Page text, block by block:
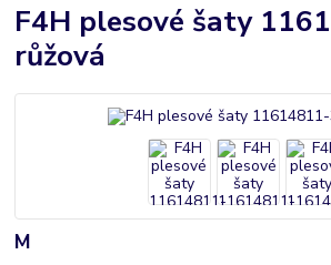
F4H plesové šaty
růžová
M